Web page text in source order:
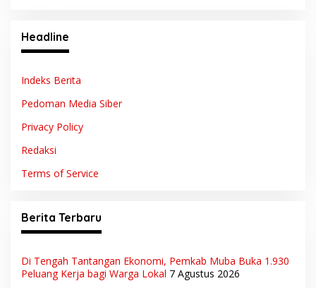
Headline
Indeks Berita
Pedoman Media Siber
Privacy Policy
Redaksi
Terms of Service
Berita Terbaru
Di Tengah Tantangan Ekonomi, Pemkab Muba Buka 1.930
Peluang Kerja bagi Warga Lokal 7 Agustus 2026